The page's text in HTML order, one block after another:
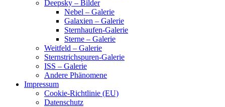
Deepsky – Bilder
Nebel – Galerie
Galaxien – Galerie
Sternhaufen-Galerie
Sterne – Galerie
Weitfeld – Galerie
Sternstrichspuren-Galerie
ISS – Galerie
Andere Phänomene
Impressum
Cookie-Richtlinie (EU)
Datenschutz